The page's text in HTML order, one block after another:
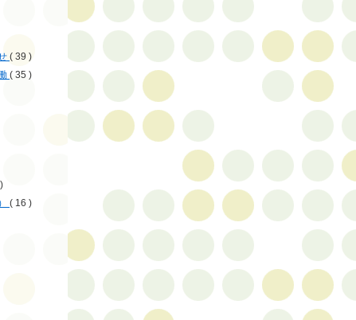
( 39 )
( 35 )
( 16 )